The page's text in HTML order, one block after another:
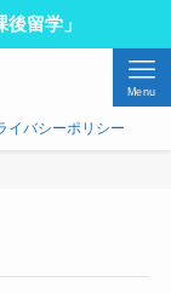
留学」
Menu
イバシーポリシー